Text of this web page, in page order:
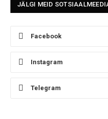
JÄLGI MEID
Facebook
Instagram
Telegram